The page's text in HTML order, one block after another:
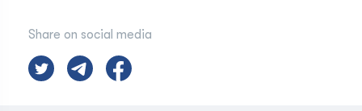
Share on social media